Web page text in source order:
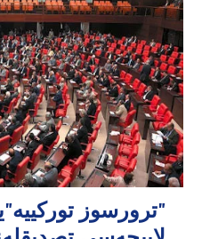
"ترورسوز